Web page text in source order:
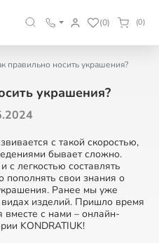
(0) (0)
правильно носить украшения?
украшения?
с такой скоростью,
бывает сложно.
с легкостью составлять
пополнять свои знания о
Ранее мы уже
изделий. Пришло время
вместе с нами – онлайн-
KONDRATIUK!